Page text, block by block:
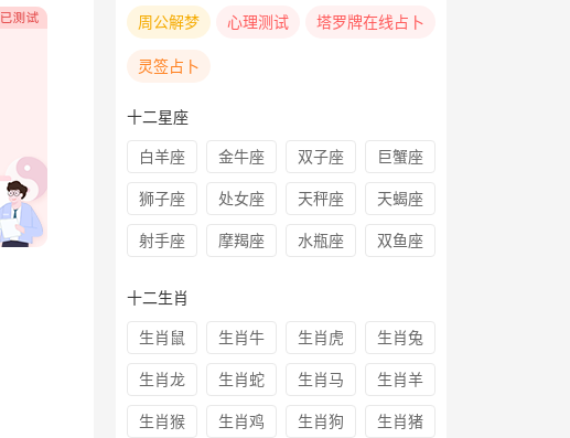
周公解梦 心理测试 塔罗牌在线占卜
灵签占卜
十二星座
白羊座 金牛座 双子座 巨蟹座
狮子座 处女座 天秤座 天蝎座
射手座 摩羯座 水瓶座 双鱼座
十二生肖
生肖鼠 生肖牛 生肖虎 生肖兔
生肖龙 生肖蛇 生肖马 生肖羊
生肖猴 生肖鸡 生肖狗 生肖猪